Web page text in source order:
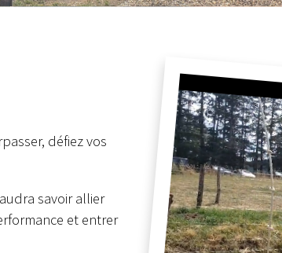
défiez vos
savoir allier
et entrer